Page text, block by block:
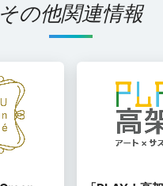
その他関連情報